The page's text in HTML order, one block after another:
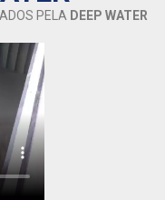
PELA DEEP WATER